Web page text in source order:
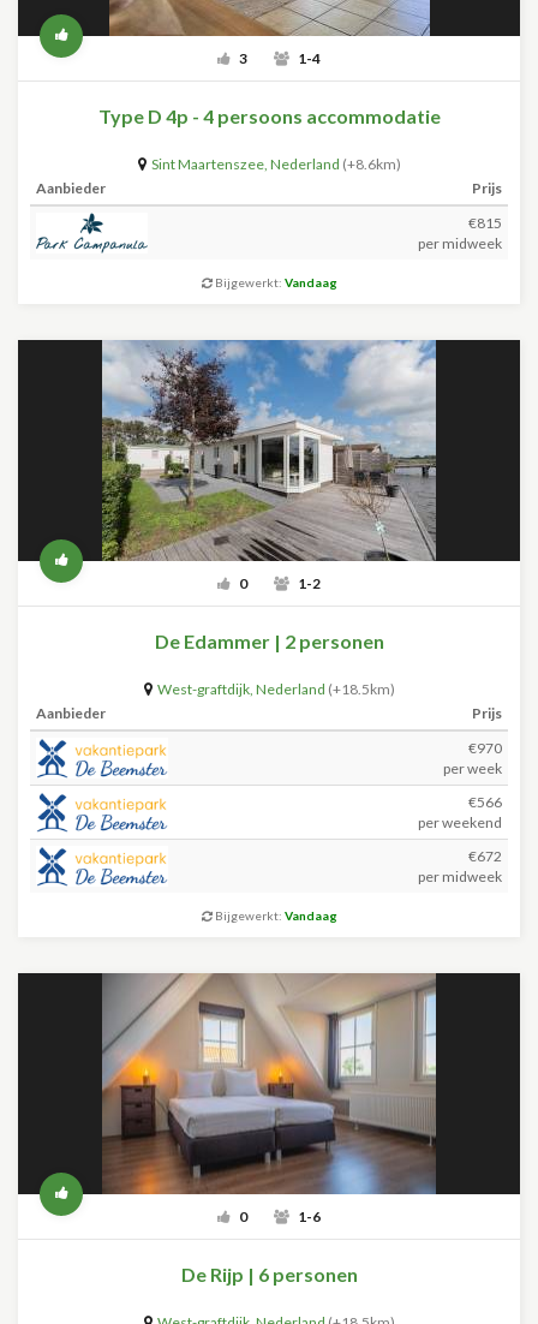
3 1-4
Type D 4p - 4 persoons accommodatie
Sint Maartenszee, Nederland (+8.6km)
Aanbieder
Prijs
€815
per midweek
Bijgewerkt: Vandaag
0 1-2
De Edammer | 2 personen
West-graftdijk, Nederland (+18.5km)
Aanbieder
Prijs
€970
per week
€566
per weekend
€672
per midweek
Bijgewerkt: Vandaag
0 1-6
De Rijp | 6 personen